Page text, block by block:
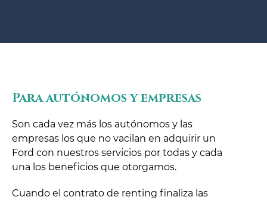
Para autónomos y empresas
Son cada vez más los autónomos y las
empresas los que no vacilan en adquirir un
Ford con nuestros servicios por todas y cada
una los beneficios que otorgamos.
Cuando el contrato de renting finaliza las